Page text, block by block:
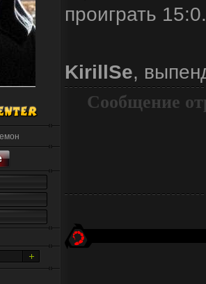
проиграть
KirillSe,
Сообщение